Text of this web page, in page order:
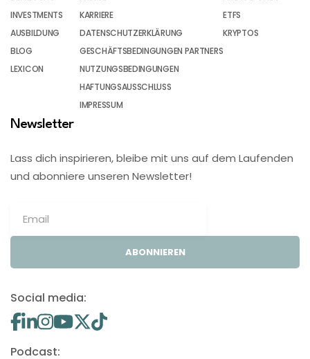
INVESTMENTS
AUSBILDUNG
BLOG
LEXICON
KARRIERE
DATENSCHUTZERKLÄRUNG
GESCHÄFTSBEDINGUNGEN PARTNERS
NUTZUNGSBEDINGUNGEN
HAFTUNGSAUSSCHLUSS
IMPRESSUM
ETFS
KRYPTOS
Newsletter
Lass dich inspirieren, bleibe mit uns auf dem Laufenden
und abonniere unseren Newsletter!
ABONNIEREN
Social media:
Podcast: